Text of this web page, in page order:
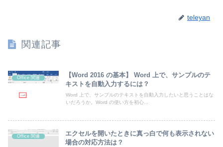
teleyan
関連記事
Office 関連
【Word 2016 の基本】 Word 上で、サンプルのテ
キストを自動入力するには？
Word 上で、サンプルのテキストを自動入力したいと思うことはな
いだろうか。Word の使い方を初心...
Office 関連
エクセルを開いたときに真っ白で何も表示されない
場合の対応方法は？